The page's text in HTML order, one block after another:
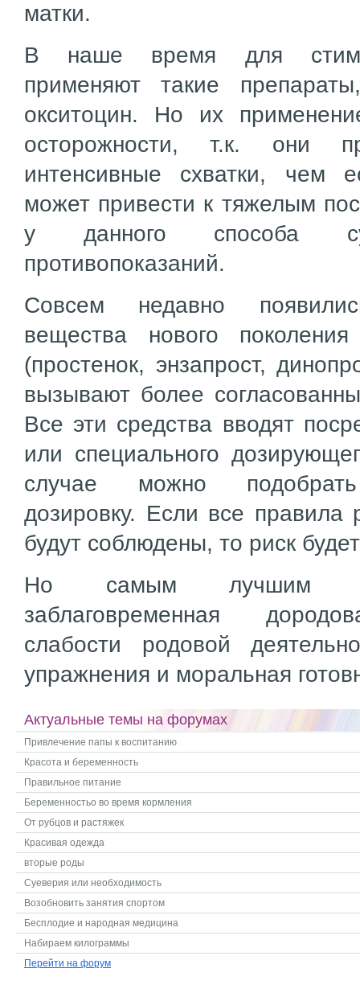
матки.
В наше время для
применяют такие
окситоцин. Но их
осторожности, т.к. они
интенсивные схватки, чем
может привести к тяжелым
у данного способа
противопоказаний.
Совсем недавно
вещества нового
(простенок, энзапрост,
вызывают более
Все эти средства вводят
или специального
случае можно
дозировку. Если все правила
будут соблюдены, то риск
Но самым лучшим
заблаговременная
слабости родовой
упражнения и моральная
Актуальные темы на форумах
Привлечение папы к воспитанию
Красота и беременность
Правильное питание
Беременностьо во время кормления
От рубцов и растяжек
Красивая одежда
вторые роды
Суеверия или необходимость
Возобновить занятия спортом
Бесплодие и народная медицина
Набираем килограммы
Перейти на форум